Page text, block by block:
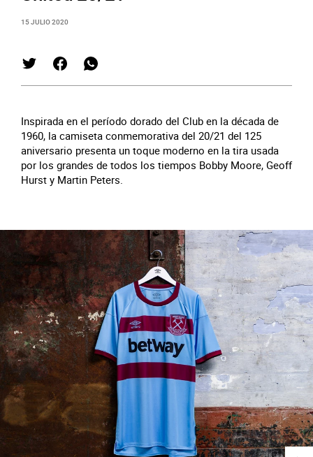
15 JULIO 2020
Inspirada en el período dorado del Club en la década de
1960, la camiseta conmemorativa del 20/21 del 125
aniversario presenta un toque moderno en la tira usada
por los grandes de todos los tiempos Bobby Moore, Geoff
Hurst y Martin Peters.